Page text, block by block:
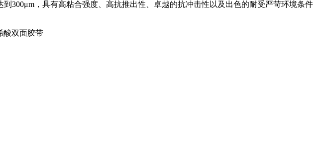
300μm，具有高粘合强度、高抗推出性、卓越的抗冲击性以及出色的耐受严苛环境条件